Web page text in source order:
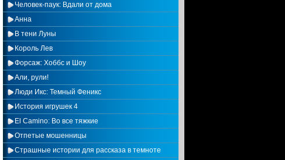
Человек-паук: Вдали от дома
Анна
В тени Луны
Король Лев
Форсаж: Хоббс и Шоу
Али, рули!
Люди Икс: Темный Феникс
История игрушек 4
El Camino: Во все тяжкие
Отпетые мошенницы
Страшные истории для рассказа в темноте